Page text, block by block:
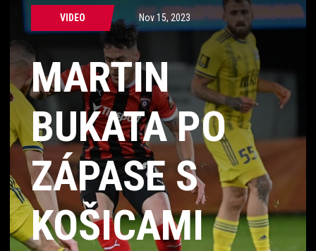
VIDEO Nov 15, 2023
MARTIN
BUKATA PO
ZÁPASE S
KOŠICAMI